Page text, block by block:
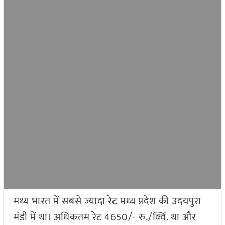
मध्य भारत में सबसे ज्यादा रेट मध्य प्रदेश की उदयपुरा
मंडी में था। अधिकतम रेट 4650/- रु./क्विं. था और